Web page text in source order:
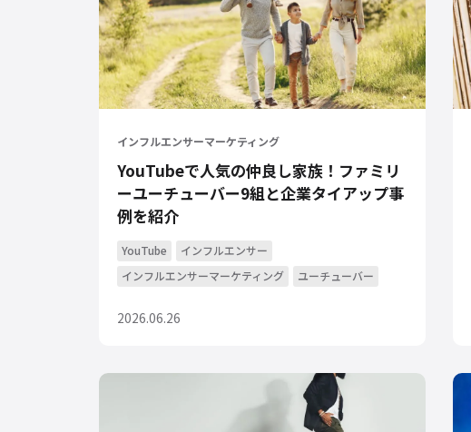
インフルエンサーマーケティング
YouTubeで人気の仲良し家族！ファミリ
ーユーチューバー9組と企業タイアップ事
例を紹介
YouTube
インフルエンサー
インフルエンサーマーケティング
ユーチューバー
2026.06.26